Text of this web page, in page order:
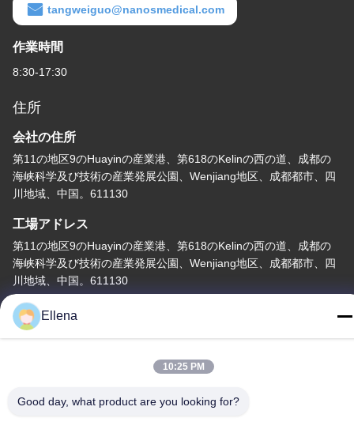
tangweiguo@nanosmedical.com
作業時間
8:30-17:30
住所
会社の住所
第11の地区9のHuayinの産業港、第618のKelinの西の道、成都の
海峡科学及び技術の産業発展公園、Wenjiang地区、成都都市、四
川地域、中国。611130
工場アドレス
第11の地区9のHuayinの産業港、第618のKelinの西の道、成都の
海峡科学及び技術の産業発展公園、Wenjiang地区、成都都市、四
川地域、中国。611130
テレ
86--13666101750
Ellena
10:25 PM
Good day, what product are you looking for?